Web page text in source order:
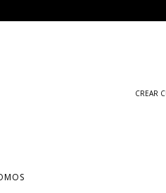
CREAR